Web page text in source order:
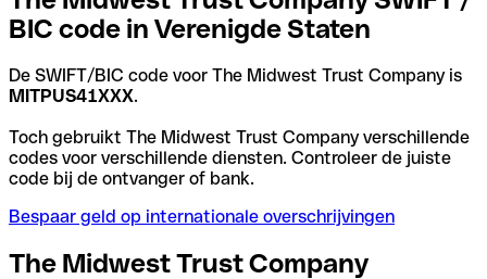
BIC code in Verenigde Staten
De SWIFT/BIC code voor The Midwest Trust Company is
MITPUS41XXX.
Toch gebruikt The Midwest Trust Company verschillende
codes voor verschillende diensten. Controleer de juiste
code bij de ontvanger of bank.
Bespaar geld op internationale overschrijvingen
The Midwest Trust Company